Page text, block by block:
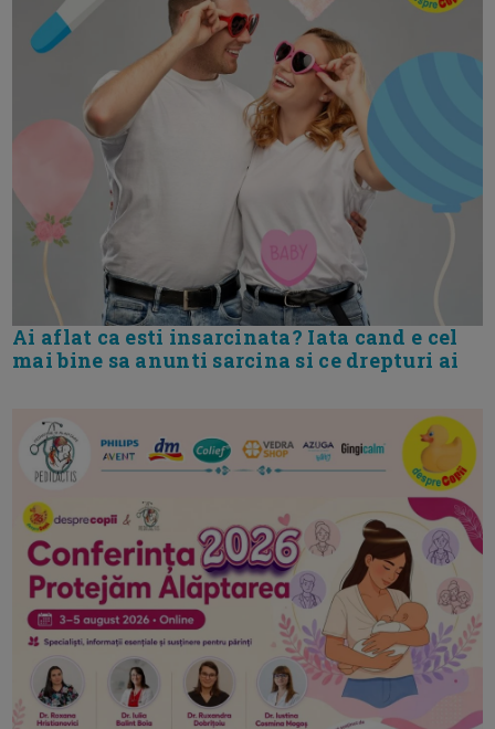
Ai aflat ca esti insarcinata? Iata cand e cel
mai bine sa anunti sarcina si ce drepturi ai